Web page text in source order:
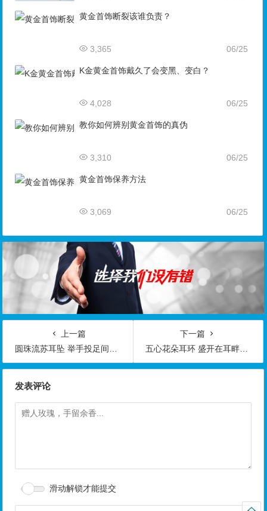
黄金首饰断裂该谁负责？
06/25
3,365
K金黄金首饰戴久了会变黑、变白？
06/25
4,028
教你如何辨别黄金首饰的真伪
06/25
3,310
黄金首饰保养方法
06/25
3,069
上一篇
圆珠流苏耳坠 举手投足间洋溢着小女人的韵味
下一篇
五心花朵耳环 盛开在耳畔的雍容华贵
发表评论
滑动解锁才能提交